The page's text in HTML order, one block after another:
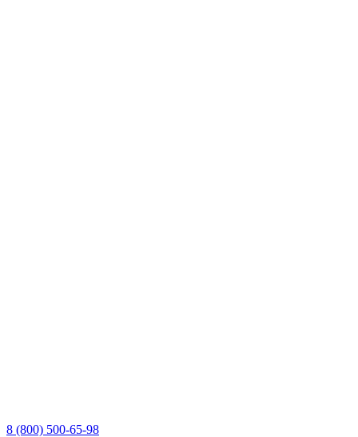
8 (800) 500-65-98